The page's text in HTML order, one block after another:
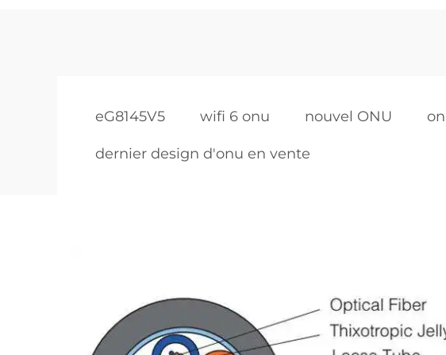
eG8145V5 wifi 6 onu nouvel ONU
dernier design d'onu en vente